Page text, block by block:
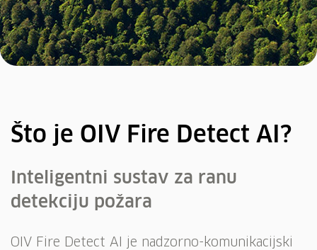
Što je OIV Fire Detect AI?
Inteligentni sustav za ranu
detekciju požara
OIV Fire Detect AI je nadzorno-komunikacijski